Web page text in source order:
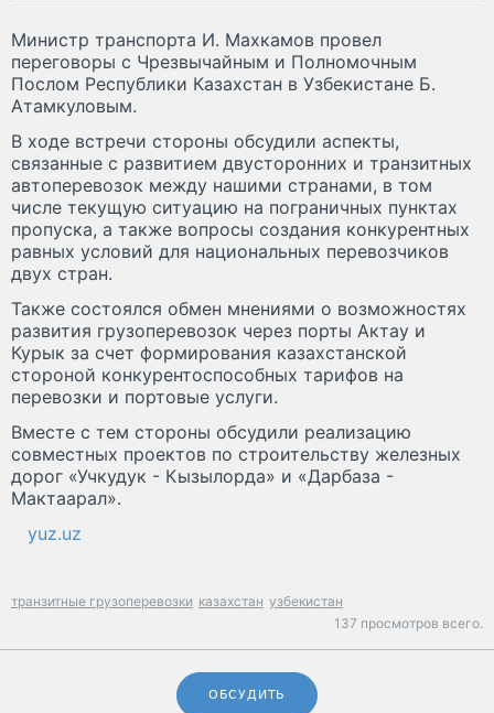
Министр транспорта И. Махкамов провел
переговоры с Чрезвычайным и Полномочным
Послом Республики Казахстан в Узбекистане Б.
Атамкуловым.
В ходе встречи стороны обсудили аспекты,
связанные с развитием двусторонних и транзитных
автоперевозок между нашими странами, в том
числе текущую ситуацию на пограничных пунктах
пропуска, а также вопросы создания конкурентных
равных условий для национальных перевозчиков
двух стран.
Также состоялся обмен мнениями о возможностях
развития грузоперевозок через порты Актау и
Курык за счет формирования казахстанской
стороной конкурентоспособных тарифов на
перевозки и портовые услуги.
Вместе с тем стороны обсудили реализацию
совместных проектов по строительству железных
дорог «Учкудук - Кызылорда» и «Дарбаза -
Мактаарал».
yuz.uz
транзитные грузоперевозки казахстан узбекистан
137 просмотров всего.
ОБСУДИТЬ